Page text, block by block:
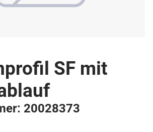
SF mit
20028373